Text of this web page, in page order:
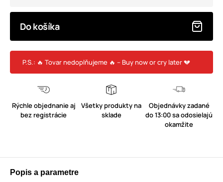
Do košíka
P.S.: 🔥 Tovar nedoplňujeme 🔥 – Buy now or cry later 💔
Rýchle objednanie aj
bez registrácie
Všetky produkty na
sklade
Objednávky zadané
do 13:00 sa odosielajú
okamžite
Popis a parametre